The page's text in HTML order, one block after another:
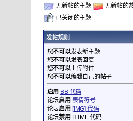
无新帖的主题
无新帖的
已关闭的主题
发帖规则
您不可以发表新主题
您不可以发表回复
您不可以上传附件
您不可以编辑自己的帖子
启用 BB 代码
论坛启用 表情符号
论坛启用 [IMG] 代码
论坛禁用 HTML 代码